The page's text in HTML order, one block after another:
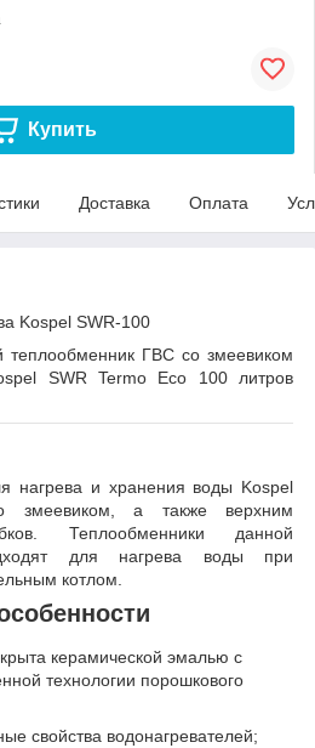
Купить
Доставка Оплата
Kospel SWR-100
теплообменник ГВС со змеевиком
SWR Termo Eco 100 литров
нагрева и хранения воды Kospel
змеевиком, а также верхним
Теплообменники данной
для нагрева воды при
котлом.
керамической эмалью с
технологии порошкового
свойства водонагревателей;